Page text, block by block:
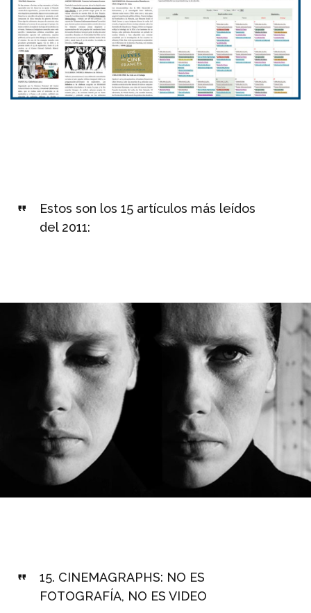
Estos son los 15 artículos más leídos
del 2011:
15. CINEMAGRAPHS: NO ES
FOTOGRAFÍA, NO ES VIDEO